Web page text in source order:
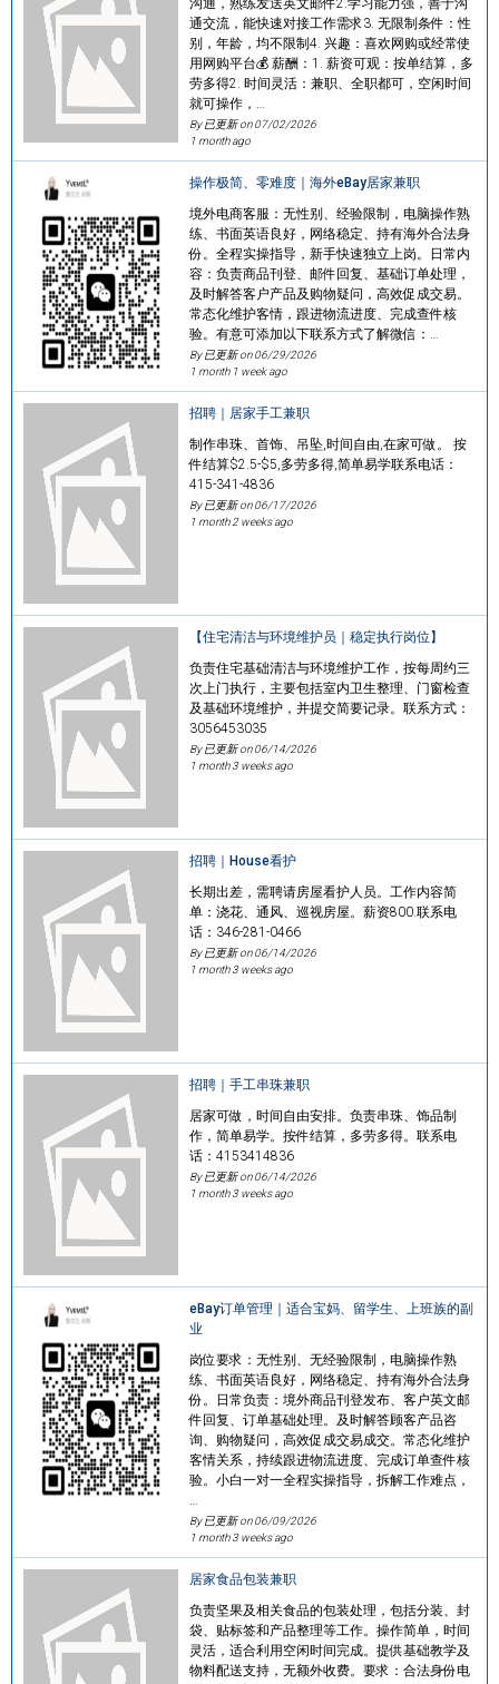
通交流，能快速对接工作需求3. 无限制条件：性
别，年龄，均不限制4. 兴趣：喜欢网购或经常使
用网购平台💰 薪酬：1. 薪资可观：按单结算，多
劳多得2. 时间灵活：兼职、全职都可，空闲时间
就可操作，…
By 已更新 on07/02/2026
1 month ago
操作极简、零难度｜海外eBay居家兼职
境外电商客服：无性别、经验限制，电脑操作熟
练、书面英语良好，网络稳定、持有海外合法身
份。全程实操指导，新手快速独立上岗。日常内
容：负责商品刊登、邮件回复、基础订单处理，
及时解答客户产品及购物疑问，高效促成交易。
常态化维护客情，跟进物流进度、完成查件核
验。有意可添加以下联系方式了解微信：…
By 已更新 on06/29/2026
1 month 1 week ago
招聘｜居家手工兼职
制作串珠、首饰、吊坠,时间自由,在家可做。 按
件结算$2.5-$5,多劳多得,简单易学联系电话：
415-341-4836
By 已更新 on06/17/2026
1 month 2 weeks ago
【住宅清洁与环境维护员｜稳定执行岗位】
负责住宅基础清洁与环境维护工作，按每周约三
次上门执行，主要包括室内卫生整理、门窗检查
及基础环境维护，并提交简要记录。联系方式：
3056453035
By 已更新 on06/14/2026
1 month 3 weeks ago
招聘｜House看护
长期出差，需聘请房屋看护人员。工作内容简
单：浇花、通风、巡视房屋。薪资800.联系电
话：346-281-0466
By 已更新 on06/14/2026
1 month 3 weeks ago
招聘｜手工串珠兼职
居家可做，时间自由安排。负责串珠、饰品制
作，简单易学。按件结算，多劳多得。联系电
话：4153414836
By 已更新 on06/14/2026
1 month 3 weeks ago
eBay订单管理｜适合宝妈、留学生、上班族的副
业
岗位要求：无性别、无经验限制，电脑操作熟
练、书面英语良好，网络稳定、持有海外合法身
份。日常负责：境外商品刊登发布、客户英文邮
件回复、订单基础处理。及时解答顾客产品咨
询、购物疑问，高效促成交易成交。常态化维护
客情关系，持续跟进物流进度、完成订单查件核
验。小白一对一全程实操指导，拆解工作难点，
By 已更新 on06/09/2026
1 month 3 weeks ago
居家食品包装兼职
负责坚果及相关食品的包装处理，包括分装、封
袋、贴标签和产品整理等工作。操作简单，时间
灵活，适合利用空闲时间完成。提供基础教学及
物料配送支持，无额外收费。要求：合法身份电